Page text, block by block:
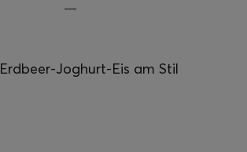
Erdbeer-Joghurt-Eis am Stil